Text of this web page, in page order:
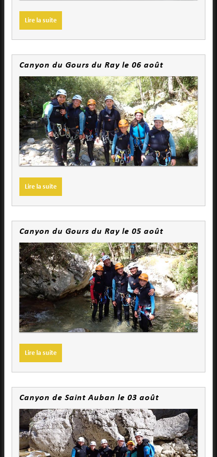
Lire la suite
Canyon du Gours du Ray le 06 août
Lire la suite
Canyon du Gours du Ray le 05 août
Lire la suite
Canyon de Saint Auban le 03 août